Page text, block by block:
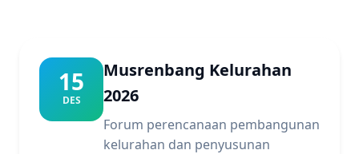
15
DES
Musrenbang Kelurahan
2026
Forum perencanaan pembangunan
kelurahan dan penyusunan